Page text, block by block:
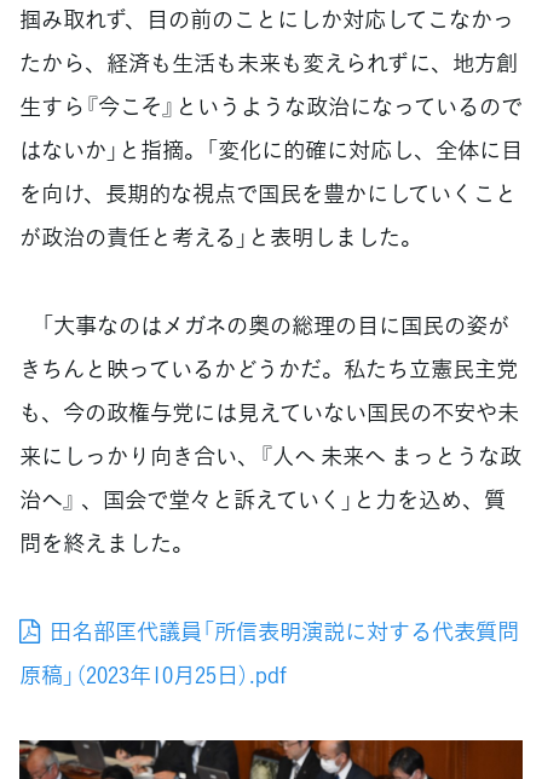
掴み取れず、目の前のことにしか対応してこなかっ
たから、経済も生活も未来も変えられずに、地方創
生すら『今こそ』というような政治になっているので
はないか」と指摘。「変化に的確に対応し、全体に目
を向け、長期的な視点で国民を豊かにしていくこと
が政治の責任と考える」と表明しました。
「大事なのはメガネの奥の総理の目に国民の姿が
きちんと映っているかどうかだ。私たち立憲民主党
も、今の政権与党には見えていない国民の不安や未
来にしっかり向き合い、『人へ 未来へ まっとうな政
治へ』 、国会で堂々と訴えていく」と力を込め、質
問を終えました。
田名部匡代議員「所信表明演説に対する代表質問
原稿」（2023年10月25日）.pdf